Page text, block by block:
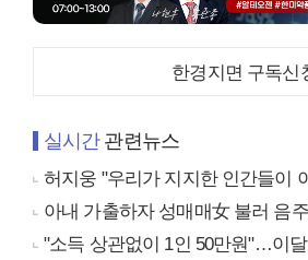
한경지면 구독신
실시간관련뉴스
허지웅 "우리가 지지한 인간들이 이
아내 가출하자 성매매女 불러 음
"소득 상관없이 1인 50만원"…이